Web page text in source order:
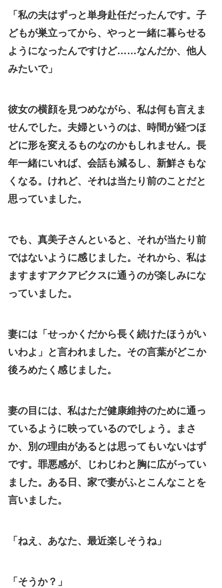
「私の夫はずっと単身赴任だったんです。子
どもが巣立ってから、やっと一緒に暮らせる
ようになったんですけど……なんだか、他人
みたいで」
彼女の横顔を見つめながら、私は何も言えま
せんでした。夫婦というのは、時間が経つほ
どに形を変えるものなのかもしれません。長
年一緒にいれば、会話も減るし、新鮮さもな
くなる。けれど、それは当たり前のことだと
思っていました。
でも、真美子さんといると、それが当たり前
ではないように感じました。それから、私は
ますますアクアビクスに通うのが楽しみにな
っていました。
妻には「せっかくだから長く続けたほうがい
いわよ」と言われました。その言葉がどこか
後ろめたく感じました。
妻の目には、私はただ健康維持のために通っ
ているように映っているのでしょう。まさ
か、別の理由があるとは思ってもいないはず
です。罪悪感が、じわじわと胸に広がってい
ました。ある日、家で妻がふとこんなことを
言いました。
「ねえ、あなた、最近楽しそうね」
「そうか？」